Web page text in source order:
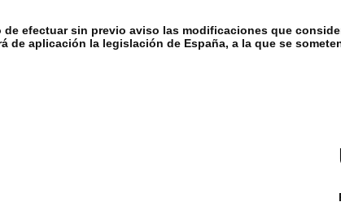
de efectuar sin previo aviso las modificaciones que
aplicación la legislación de España, a la que se